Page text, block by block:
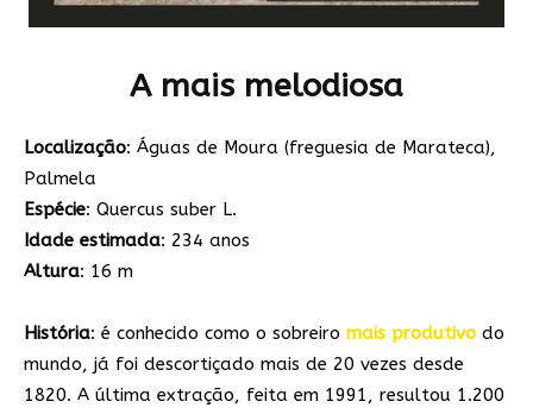
A mais melodiosa
Localização: Águas de Moura (freguesia de Marateca),
Palmela
Espécie: Quercus suber L.
Idade estimada: 234 anos
Altura: 16 m
História: é conhecido como o sobreiro mais produtivo do
mundo, já foi descortiçado mais de 20 vezes desde
1820. A última extração, feita em 1991, resultou 1.200